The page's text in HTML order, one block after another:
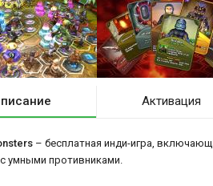
Активация
– бесплатная инди-игра,
умными противниками.